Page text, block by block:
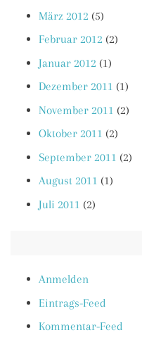
März 2012 (5)
Februar 2012 (2)
Januar 2012 (1)
Dezember 2011 (1)
November 2011 (2)
Oktober 2011 (2)
September 2011 (2)
August 2011 (1)
Juli 2011 (2)
Anmelden
Eintrags-Feed
Kommentar-Feed